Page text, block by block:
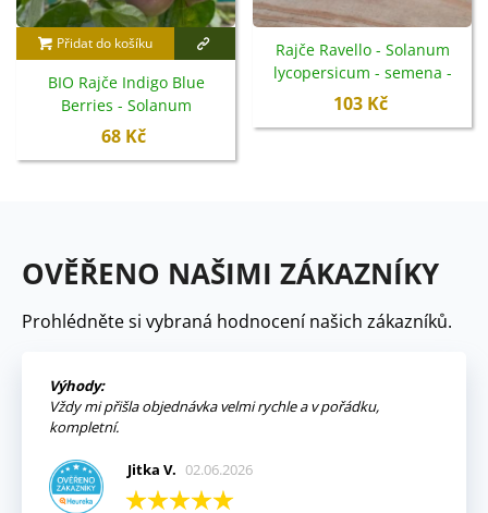
Přidat do košíku
BIO Rajče Indigo Blue
Berries - Solanum
lycopersicum - bio semena -
68 Kč
Rajče Ravello - Solanum
lycopersicum - semena -
4 ks
103 Kč
OVĚŘENO NAŠIMI ZÁKAZNÍKY
Prohlédněte si vybraná hodnocení našich zákazníků.
Výhody:
Vždy mi přišla objednávka velmi rychle a v pořádku,
kompletní.
Jitka V. 02.06.2026